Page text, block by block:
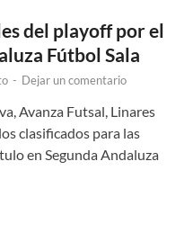
del playoff por el
Fútbol Sala
- Dejar un comentario
Avanza Futsal, Linares
clasificados para las
en Segunda Andaluza